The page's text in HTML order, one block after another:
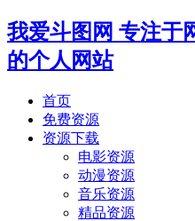
我爱斗图网 专注于
的个人网站
首页
免费资源
资源下载
电影资源
动漫资源
音乐资源
精品资源